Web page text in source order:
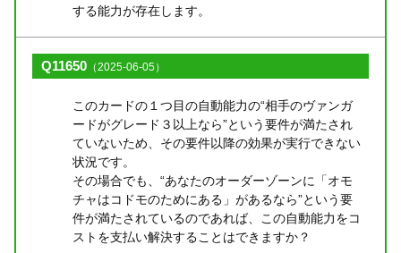
する能力が存在します。
Q11650 （2025-06-05）
このカードの１つ目の自動能力の“相手のヴァンガ
ードがグレード３以上なら”という要件が満たされ
ていないため、その要件以降の効果が実行できない
状況です。
その場合でも、“あなたのオーダーゾーンに「オモ
チャはコドモのためにある」があるなら”という要
件が満たされているのであれば、この自動能力をコ
ストを支払い解決することはできますか？